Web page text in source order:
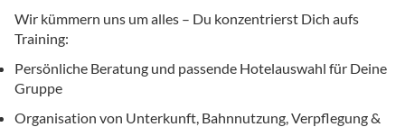
Wir kümmern uns um alles – Du konzentrierst Dich aufs
Training:
Persönliche Beratung und passende Hotelauswahl für Deine
Gruppe
Organisation von Unterkunft, Bahnnutzung, Verpflegung &